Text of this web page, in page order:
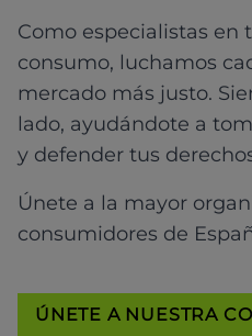
Como especialistas en
consumo, luchamos
mercado más justo.
lado, ayudándote a
y defender tus
Únete a la mayor
consumidores de
ÚNETE A NUESTRA